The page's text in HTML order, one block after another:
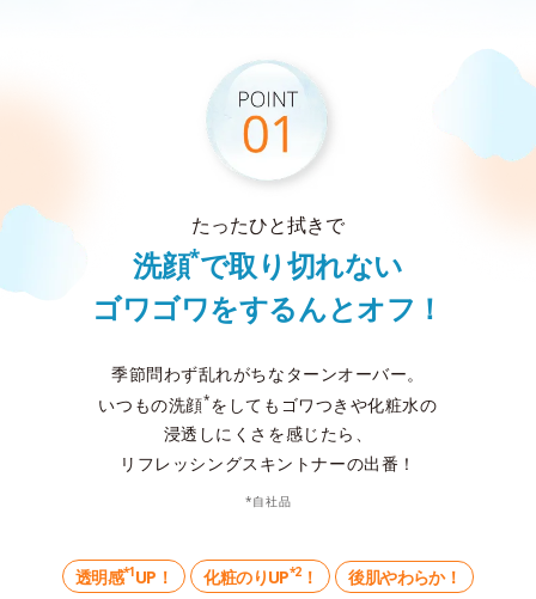
たったひと拭きで
洗顔*で取り切れない
ゴワゴワをするんとオフ！
季節問わず乱れがちなターンオーバー。
いつもの洗顔*をしてもゴワつきや化粧水の
浸透しにくさを感じたら、
リフレッシングスキントナーの出番！
*自社品
透明感*1UP！ 化粧のりUP*2！ 後肌やわらか！